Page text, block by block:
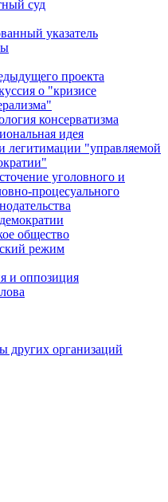
суд
указатель
проекта
о "кризисе
консерватизма
идея
легитимации "управляемой
уголовного и
процесуального
общество
режим
и оппозиция
других организаций